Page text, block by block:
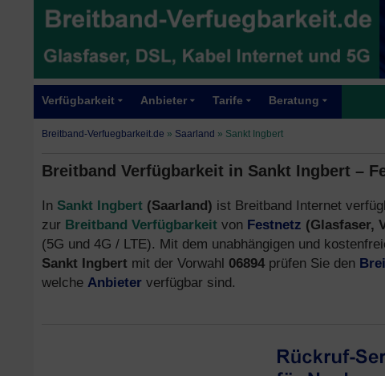
Verfügbarkeit Anbieter Tarife Beratung
Breitband-Verfuegbarkeit.de » Saarland » Sankt Ingbert
Breitband Verfügbarkeit in Sankt Ingbert –
In Sankt Ingbert (Saarland) ist Breitband Internet
zur Breitband Verfügbarkeit von Festnetz (Glasfaser,
(5G und 4G / LTE). Mit dem unabhängigen und
Sankt Ingbert mit der Vorwahl 06894 prüfen Sie den
welche Anbieter verfügbar sind.